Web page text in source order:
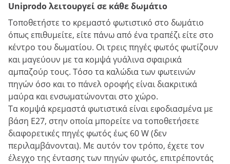
Uniprodo λειτουργεί σε κάθε δωμάτιο
Τοποθετήστε το κρεμαστό φωτιστικό στο δωμάτιο
όπως επιθυμείτε, είτε πάνω από ένα τραπέζι είτε στο
κέντρο του δωματίου. Οι τρεις πηγές φωτός φωτίζουν
και μαγεύουν με τα κομψά γυάλινα σφαιρικά
αμπαζούρ τους. Τόσο τα καλώδια των φωτεινών
πηγών όσο και το πάνελ οροφής είναι διακριτικά
μαύρα και ενσωματώνονται στο χώρο.
Τα κομψά κρεμαστά φωτιστικά είναι εφοδιασμένα με
βάση E27, στην οποία μπορείτε να τοποθετήσετε
διαφορετικές πηγές φωτός έως 60 W (δεν
περιλαμβάνονται). Με αυτόν τον τρόπο, έχετε τον
έλεγχο της έντασης των πηγών φωτός, επιτρέποντάς